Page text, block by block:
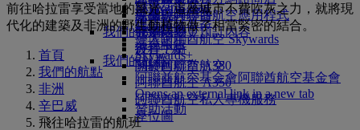
飲品
我們的機隊
波音 777
阿聯酋航空 A380
阿聯酋航空 A350
阿聯酋航空私人專機服務
座位圖
兒童玩具
兒童活動
營運的永續性
環境政策
環境報告
我們的社群
阿聯酋航空基金會阿聯酋航空基金會
Opens an external link in a new tab
贊助活動
Skywards Rail
哩程數計算器
登入阿聯酋航空 Skywards
Skywards+
手機與阿聯酋航空應用程式
取消或變更預訂內容
行程中斷
關於阿聯酋航空
前往哈拉雷享受當地的風光，這座城市不費吹灰之力，就將現
代化的建築及非洲的野生動植物做了相當緊密的結合。
首頁
我們的航點
非洲
辛巴威
飛往哈拉雷的航班